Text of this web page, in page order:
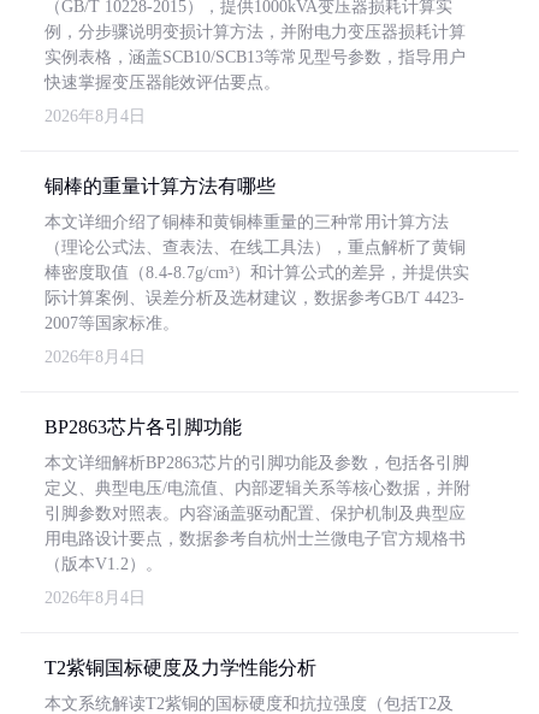
（GB/T 10228-2015），提供1000kVA变压器损耗计算实
例，分步骤说明变损计算方法，并附电力变压器损耗计算
实例表格，涵盖SCB10/SCB13等常见型号参数，指导用户
快速掌握变压器能效评估要点。
2026年8月4日
铜棒的重量计算方法有哪些
本文详细介绍了铜棒和黄铜棒重量的三种常用计算方法
（理论公式法、查表法、在线工具法），重点解析了黄铜
棒密度取值（8.4-8.7g/cm³）和计算公式的差异，并提供实
际计算案例、误差分析及选材建议，数据参考GB/T 4423-
2007等国家标准。
2026年8月4日
BP2863芯片各引脚功能
本文详细解析BP2863芯片的引脚功能及参数，包括各引脚
定义、典型电压/电流值、内部逻辑关系等核心数据，并附
引脚参数对照表。内容涵盖驱动配置、保护机制及典型应
用电路设计要点，数据参考自杭州士兰微电子官方规格书
（版本V1.2）。
2026年8月4日
T2紫铜国标硬度及力学性能分析
本文系统解读T2紫铜的国标硬度和抗拉强度（包括T2及